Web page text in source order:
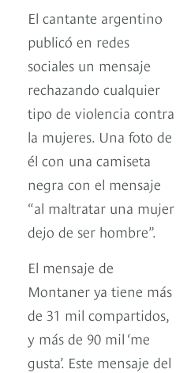
El cantante argentino
publicó en redes
sociales un mensaje
rechazando cualquier
tipo de violencia contra
la mujeres. Una foto de
él con una camiseta
negra con el mensaje
“al maltratar una mujer
dejo de ser hombre”.
El mensaje de
Montaner ya tiene más
de 31 mil compartidos,
y más de 90 mil ‘me
gusta’. Este mensaje del